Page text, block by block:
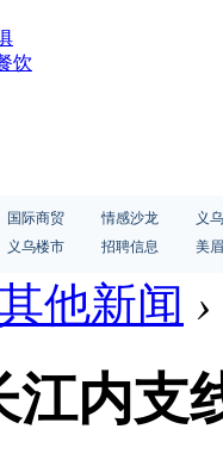
饮
国际商贸 情感沙龙
义
义乌楼市 招聘信息 美
他新闻 ›
江内支